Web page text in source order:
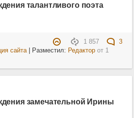
талантливого поэта
1 857
3
сайта| Разместил: Редакторот 1
замечательной Ирины